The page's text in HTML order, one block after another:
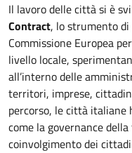
Il lavoro delle città si è
Contract, lo strumento
Commissione Europea
livello locale,
all’interno delle
territori, imprese,
percorso, le città italiane
come la governance
coinvolgimento dei